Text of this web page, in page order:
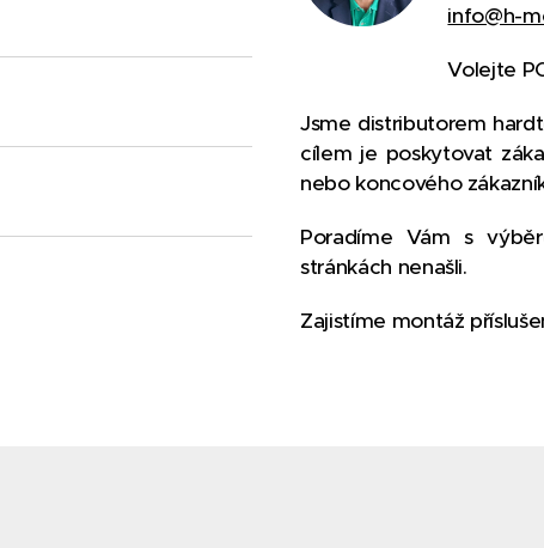
info@h-
Volejte
Jsme distributorem
cílem je poskytovat
nebo koncového
Poradíme Vám s
stránkách nenašli.
Zajistíme montáž